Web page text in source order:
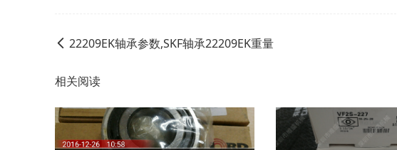
22209EK轴承参数,SKF轴承22209EK重量
相关阅读